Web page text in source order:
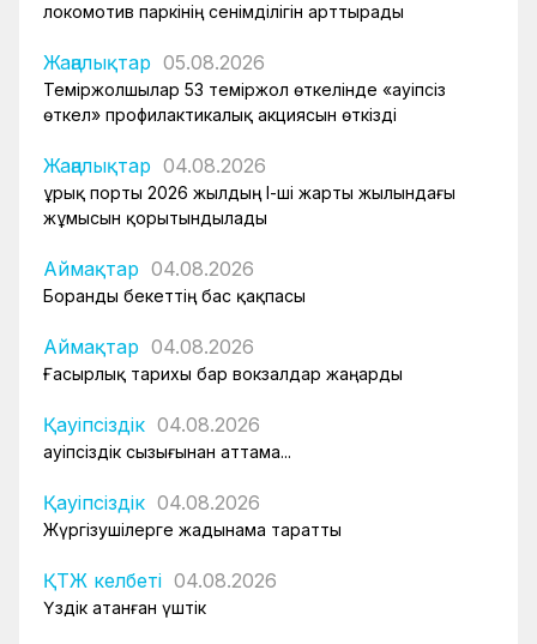
локомотив паркінің сенімділігін арттырады
Жаңалықтар 05.08.2026
Теміржолшылар 53 теміржол өткелінде «Қауіпсіз
өткел» профилактикалық акциясын өткізді
Жаңалықтар 04.08.2026
Құрық порты 2026 жылдың І-ші жарты жылындағы
жұмысын қорытындылады
Аймақтар 04.08.2026
Боранды бекеттің бас қақпасы
Аймақтар 04.08.2026
Ғасырлық тарихы бар вокзалдар жаңарды
Қауіпсіздік 04.08.2026
Қауіпсіздік сызығынан аттама...
Қауіпсіздік 04.08.2026
Жүргізушілерге жадынама таратты
ҚТЖ келбеті 04.08.2026
Үздік атанған үштік